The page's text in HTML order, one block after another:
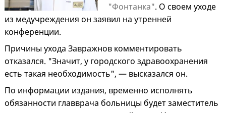
"Фонтанка". О своем уходе
из медучреждения он заявил на утренней
конференции.
Причины ухода Завражнов комментировать
отказался. "Значит, у городского здравоохранения
есть такая необходимость", — высказался он.
По информации издания, временно исполнять
обязанности главврача больницы будет заместитель